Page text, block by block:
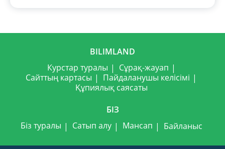
BILIMLAND
Курстар туралы
Сұрақ-жауап
Сайттың картасы
Пайдаланушы келісімі
Құпиялық саясаты
БІЗ
Біз туралы
Сатып алу Мансап Байланыс